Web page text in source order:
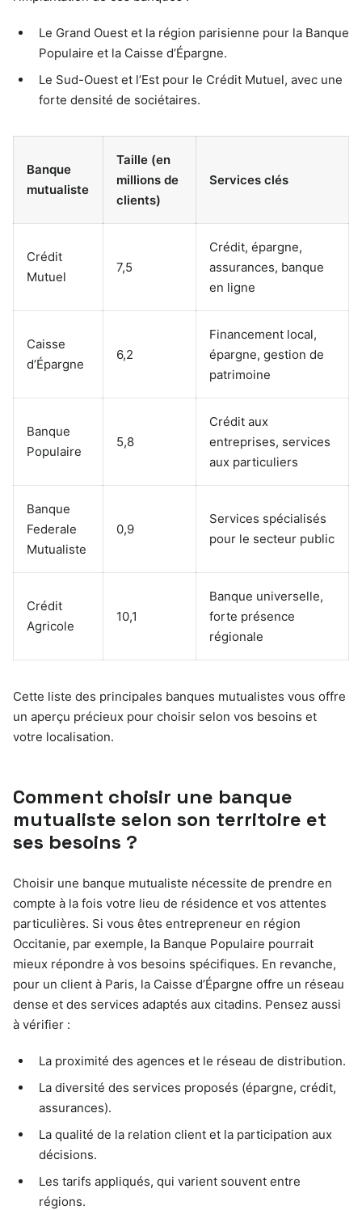
Le Grand Ouest et la région parisienne pour la Banque
Populaire et la Caisse d’Épargne.
Le Sud-Ouest et l’Est pour le Crédit Mutuel, avec une
forte densité de sociétaires.
Banque
mutualiste
Taille (en
millions de
clients)
Services clés
Crédit
Mutuel
7,5
Crédit, épargne,
assurances, banque
en ligne
Caisse
d’Épargne
6,2
Financement local,
épargne, gestion de
patrimoine
Banque
Populaire
5,8
Crédit aux
entreprises, services
aux particuliers
Banque
Federale
Mutualiste
0,9
Services spécialisés
pour le secteur public
Crédit
Agricole
10,1
Banque universelle,
forte présence
régionale
Cette liste des principales banques mutualistes vous offre
un aperçu précieux pour choisir selon vos besoins et
votre localisation.
Comment choisir une banque
mutualiste selon son territoire et
ses besoins ?
Choisir une banque mutualiste nécessite de prendre en
compte à la fois votre lieu de résidence et vos attentes
particulières. Si vous êtes entrepreneur en région
Occitanie, par exemple, la Banque Populaire pourrait
mieux répondre à vos besoins spécifiques. En revanche,
pour un client à Paris, la Caisse d’Épargne offre un réseau
dense et des services adaptés aux citadins. Pensez aussi
à vérifier :
La proximité des agences et le réseau de distribution.
La diversité des services proposés (épargne, crédit,
assurances).
La qualité de la relation client et la participation aux
décisions.
Les tarifs appliqués, qui varient souvent entre
régions.